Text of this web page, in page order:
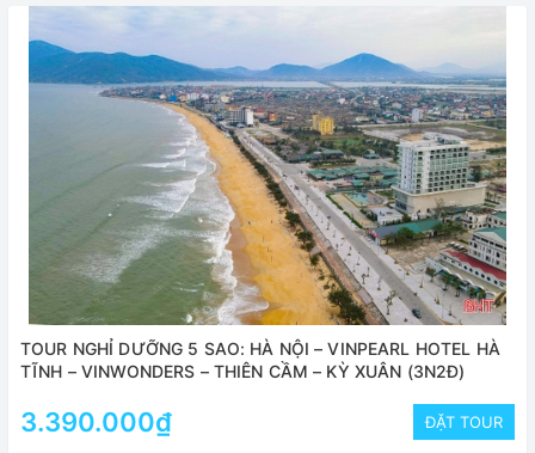
TOUR NGHỈ DƯỠNG 5 SAO: HÀ NỘI – VINPEARL HOTEL HÀ
TĨNH – VINWONDERS – THIÊN CẦM – KỲ XUÂN (3N2Đ)
3.390.000₫ ĐẶT TOUR